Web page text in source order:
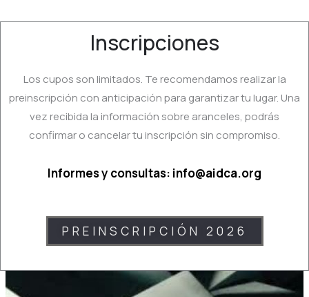
Inscripciones
Los cupos son limitados. Te recomendamos realizar la
preinscripción con anticipación para garantizar tu lugar. Una
vez recibida la información sobre aranceles, podrás
confirmar o cancelar tu inscripción sin compromiso.
Informes y consultas: info@aidca.org
PREINSCRIPCIÓN 2026